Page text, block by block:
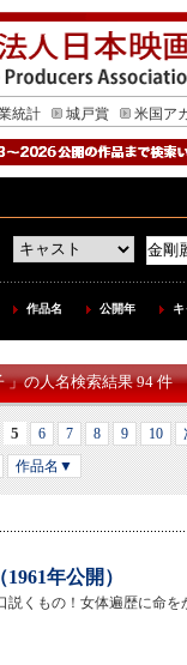
統計 城戸賞 米国ア
作品名 公開年
」の人名検索結果 94 件
5 6 7 8 9 10
作品名▼
年公開）
説くもの！女体遍歴に命を